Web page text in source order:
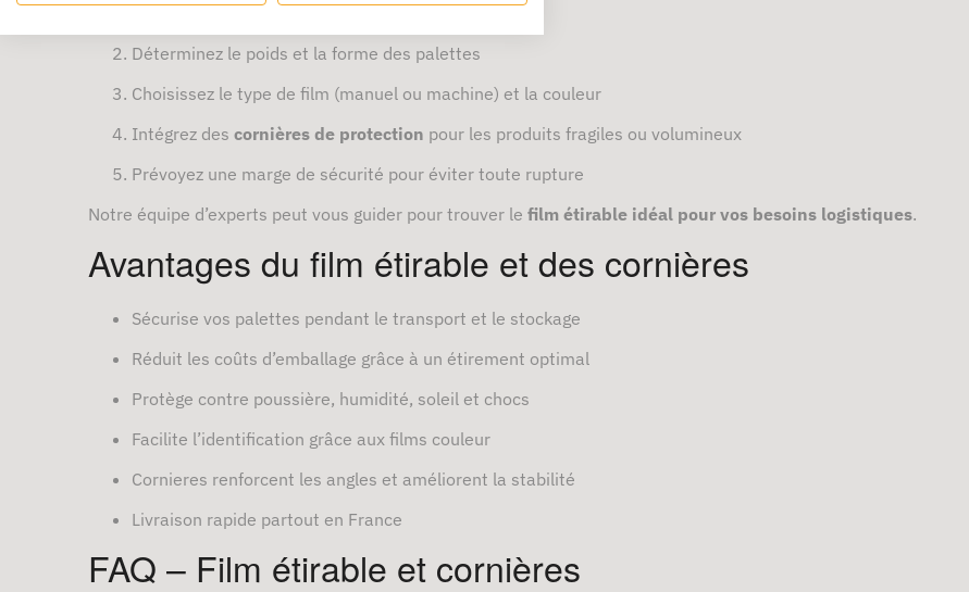
Déterminez le poids et la forme des palettes
Choisissez le type de film (manuel ou machine) et la couleur
Intégrez des cornières de protection pour les produits fragiles ou volumineux
Prévoyez une marge de sécurité pour éviter toute rupture
Notre équipe d’experts peut vous guider pour trouver le film étirable idéal pour vos besoins logistiques.
Avantages du film étirable et des cornières
Sécurise vos palettes pendant le transport et le stockage
Réduit les coûts d’emballage grâce à un étirement optimal
Protège contre poussière, humidité, soleil et chocs
Facilite l’identification grâce aux films couleur
Cornieres renforcent les angles et améliorent la stabilité
Livraison rapide partout en France
FAQ – Film étirable et cornières